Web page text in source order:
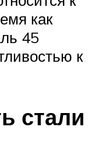
как
45
к
стали